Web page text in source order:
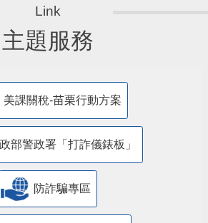
主題服務
美課關稅-苗栗行動方案
部警政署「打詐儀錶板」
防詐騙專區